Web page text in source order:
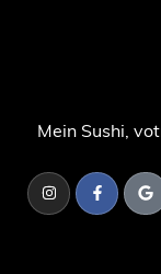
Mein Sushi,